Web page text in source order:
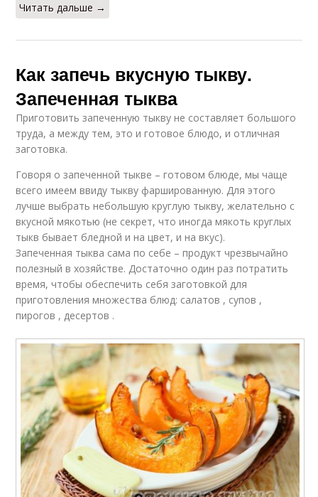
Читать дальше →
Как запечь вкусную тыкву.
Запеченная тыква
Приготовить запеченную тыкву не составляет большого
труда, а между тем, это и готовое блюдо, и отличная
заготовка.
Говоря о запеченной тыкве – готовом блюде, мы чаще
всего имеем ввиду тыкву фаршированную. Для этого
лучше выбрать небольшую круглую тыкву, желательно с
вкусной мякотью (не секрет, что иногда мякоть круглых
тыкв бывает бледной и на цвет, и на вкус).
Запеченная тыква сама по себе – продукт чрезвычайно
полезный в хозяйстве. Достаточно один раз потратить
время, чтобы обеспечить себя заготовкой для
приготовления множества блюд: салатов , супов ,
пирогов , десертов .